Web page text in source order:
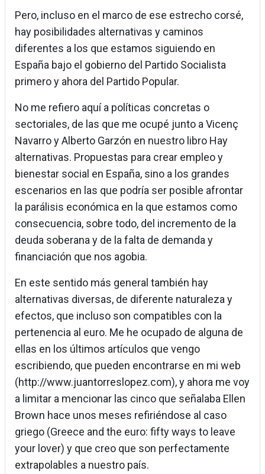
Pero, incluso en el marco de ese estrecho corsé,
hay posibilidades alternativas y caminos
diferentes a los que estamos siguiendo en
España bajo el gobierno del Partido Socialista
primero y ahora del Partido Popular.
No me refiero aquí a políticas concretas o
sectoriales, de las que me ocupé junto a Vicenç
Navarro y Alberto Garzón en nuestro libro Hay
alternativas. Propuestas para crear empleo y
bienestar social en España, sino a los grandes
escenarios en las que podría ser posible afrontar
la parálisis económica en la que estamos como
consecuencia, sobre todo, del incremento de la
deuda soberana y de la falta de demanda y
financiación que nos agobia.
En este sentido más general también hay
alternativas diversas, de diferente naturaleza y
efectos, que incluso son compatibles con la
pertenencia al euro. Me he ocupado de alguna de
ellas en los últimos artículos que vengo
escribiendo, que pueden encontrarse en mi web
(http://www.juantorreslopez.com), y ahora me voy
a limitar a mencionar las cinco que señalaba Ellen
Brown hace unos meses refiriéndose al caso
griego (Greece and the euro: fifty ways to leave
your lover) y que creo que son perfectamente
extrapolables a nuestro país.